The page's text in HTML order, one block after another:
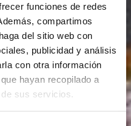
funciones de redes
compartimos
del sitio web con
publicidad y análisis
con otra información
hayan recopilado a
sus servicios.